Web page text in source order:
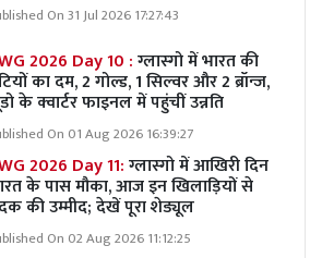
On 31 Jul 2026 17:27:43
2026 Day 10 :ग्लास्गो में भारत की
का दम, 2 गोल्ड, 1 सिल्वर और 2 ब्रॉन्ज,
के क्वार्टर फाइनल में पहुंचीं उन्नति
On 01 Aug 2026 16:39:27
2026 Day 11:ग्लास्गो में आखिरी दिन
के पास मौका, आज इन खिलाड़ियों से
की उम्मीद; देखें पूरा शेड्यूल
On 02 Aug 2026 11:12:25